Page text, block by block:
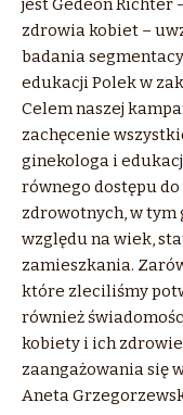
jest Gedeon Richter
zdrowia kobiet –
badania
edukacji Polek w
Celem naszej
zachęcenie
ginekologa i
równego dostępu
zdrowotnych, w tym
względu na wiek,
zamieszkania.
które zleciliśmy
również
kobiety i ich
zaangażowania się
Aneta